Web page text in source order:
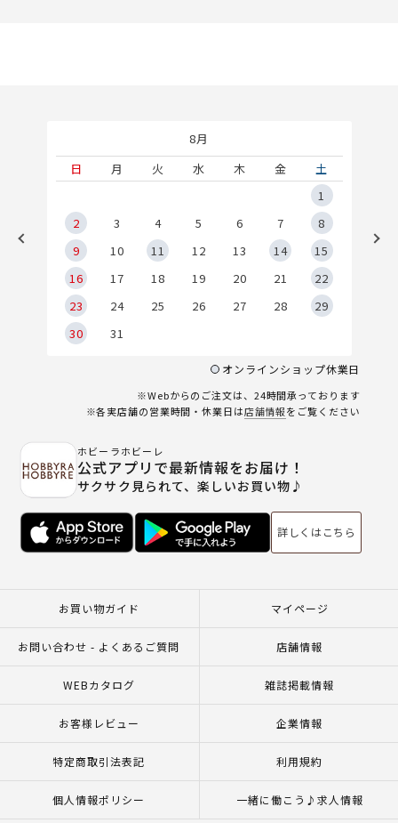
8月
日
月 火 水 木 金
土
1
2
3 4 5 6 7
8
9
10 11 12 13 14
15
16
17 18 19 20 21
22
23
24 25 26 27 28
29
30
31
オンラインショップ休業日
※Webからのご注文は、24時間承っております
※各実店舗の営業時間・休業日は店舗情報をご覧ください
ホビーラホビーレ
公式アプリで最新情報をお届け！
サクサク見られて、楽しいお買い物♪
詳しくはこちら
お買い物ガイド マイページ
お問い合わせ - よくあるご質問 店舗情報
WEBカタログ 雑誌掲載情報
お客様レビュー 企業情報
特定商取引法表記 利用規約
個人情報ポリシー 一緒に働こう♪求人情報